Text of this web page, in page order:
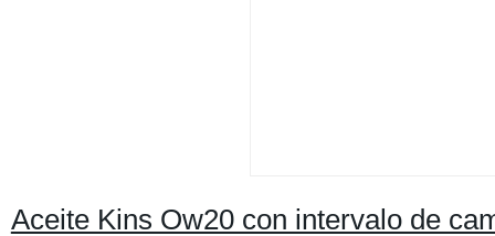
Aceite Kins Ow20 con intervalo de